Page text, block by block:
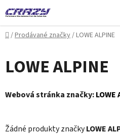
na
obsah
Domů
/Prodávané značky/LOWE ALPINE
LOWE ALPINE
Webová stránka značky:LOWE
Žádné produkty značkyLOWE